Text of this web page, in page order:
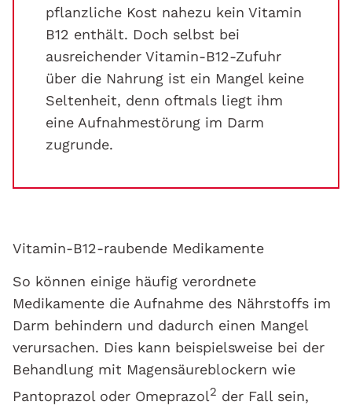
pflanzliche Kost nahezu kein Vitamin
B12 enthält. Doch selbst bei
ausreichender Vitamin-B12-Zufuhr
über die Nahrung ist ein Mangel keine
Seltenheit, denn oftmals liegt ihm
eine Aufnahmestörung im Darm
zugrunde.
Vitamin-B12-raubende Medikamente
So können einige häufig verordnete
Medikamente die Aufnahme des Nährstoffs im
Darm behindern und dadurch einen Mangel
verursachen. Dies kann beispielsweise bei der
Behandlung mit Magensäureblockern wie
Pantoprazol oder Omeprazol2 der Fall sein,